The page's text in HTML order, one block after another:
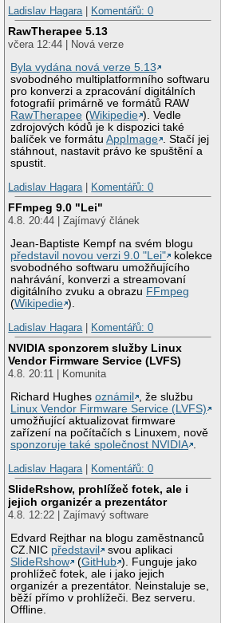
Ladislav Hagara
Komentářů: 0
RawTherapee 5.13
včera 12:44 | Nová verze
Byla vydána nová verze 5.13
svobodného multiplatformního softwaru
pro konverzi a zpracování digitálních
fotografií primárně ve formátů RAW
RawTherapee (Wikipedie ). Vedle
zdrojových kódů je k dispozici také
balíček ve formátuAppImage . Stačí jej
stáhnout, nastavit právo ke spuštění a
spustit.
Ladislav Hagara
Komentářů: 0
FFmpeg 9.0 "Lei"
4.8. 20:44 | Zajímavý článek
Jean-Baptiste Kempf na svém blogu
představil novou verzi 9.0 "Lei"
kolekce
svobodného softwaru umožňujícího
nahrávání, konverzi a streamovaní
digitálního zvuku a obrazu FFmpeg
(Wikipedie ).
Ladislav Hagara
Komentářů: 0
NVIDIA sponzorem služby Linux
Vendor Firmware Service (LVFS)
4.8. 20:11 | Komunita
Richard Hughesoznámil
, že službu
Linux Vendor Firmware Service (LVFS)
umožňující aktualizovat firmware
zařízení na počítačích s Linuxem, nově
sponzoruje také společnost NVIDIA .
Ladislav Hagara | Komentářů: 0
SlideRshow, prohlížeč fotek, ale i
jejich organizér a prezentátor
4.8. 12:22 | Zajímavý software
Edvard Rejthar na blogu zaměstnanců
CZ.NIC představil
svou aplikaci
SlideRshow
(GitHub ). Funguje jako
prohlížeč fotek, ale i jako jejich
organizér a prezentátor. Neinstaluje se,
běží přímo v prohlížeči. Bez serveru.
Offline.